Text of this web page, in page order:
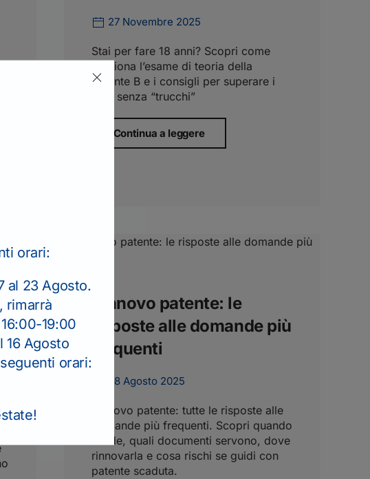
27 Novembre 2025
Stai per fare 18 anni? Scopri come
funziona l’esame di teoria della
patente B e i consigli per superare i
quiz senza “trucchi”
Continua a leggere
Rinnovo patente: le
risposte alle domande più
frequenti
28 Agosto 2025
Rinnovo patente: tutte le risposte alle
domande più frequenti. Scopri quando
scade, quali documenti servono, dove
rinnovarla e cosa rischi se guidi con
patente scaduta.
orari:
al 23 Agosto.
rimarrà
19:00
16 Agosto
orari: